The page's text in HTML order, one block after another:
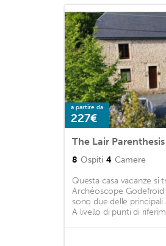
a partire da
227€
The Lair
8 Ospiti 4 Camere
Questa casa vacanze si
Archéoscope
sono due delle
A livello di punti di